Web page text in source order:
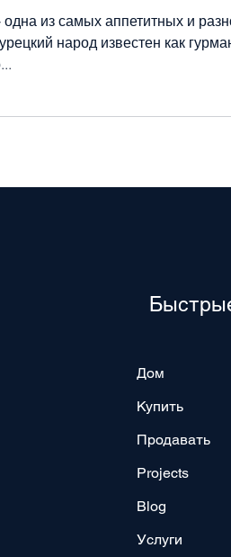
из самых аппетитных и
народ известен как
Дом
Купить
Продавать
Projects
Blog
Услуги